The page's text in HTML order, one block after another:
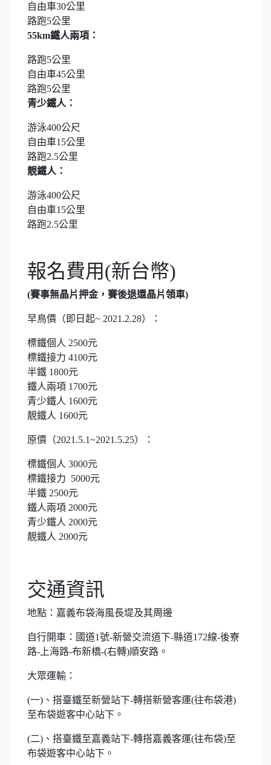
自由車30公里
路跑5公里
55km鐵人兩項：
路跑5公里
自由車45公里
路跑5公里
青少鐵人：
游泳400公尺
自由車15公里
路跑2.5公里
靚鐵人：
游泳400公尺
自由車15公里
路跑2.5公里
報名費用(新台幣)
(賽事無晶片押金，賽後退還晶片領車)
早鳥價（即日起~ 2021.2.28）：
標鐵個人 2500元
標鐵接力 4100元
半鐵 1800元
鐵人兩項 1700元
青少鐵人 1600元
靚鐵人 1600元
原價（2021.5.1~2021.5.25）：
標鐵個人 3000元
標鐵接力 5000元
半鐵 2500元
鐵人兩項 2000元
青少鐵人 2000元
靚鐵人 2000元
交通資訊
地點：嘉義布袋海風長堤及其周邊
自行開車：國道1號-新營交流道下-縣道172線-後寮
路-上海路-布新橋-(右轉)順安路。
大眾運輸：
(一)、搭臺鐵至新營站下-轉搭新營客運(往布袋港)
至布袋遊客中心站下。
(二)、搭臺鐵至嘉義站下-轉搭嘉義客運(往布袋)至
布袋遊客中心站下。